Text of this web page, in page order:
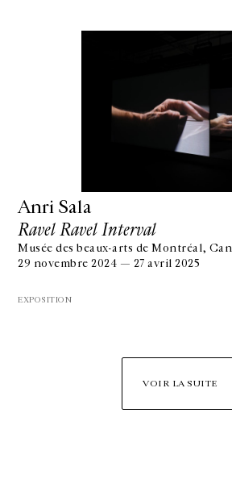
Anri Sala
Ravel Ravel Interval
Musée des beaux-arts de Montréal,
29 novembre 2024 — 27 avril 2025
EXPOSITION
VOIR LA SUITE